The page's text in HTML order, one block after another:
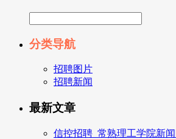
分类导航
招聘图片
招聘新闻
最新文章
信控招聘_常熟理工学院新闻